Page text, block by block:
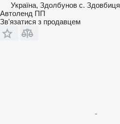
Україна, Здолбунов с. Здовбиця
Автоленд ПП
Зв'язатися з продавцем